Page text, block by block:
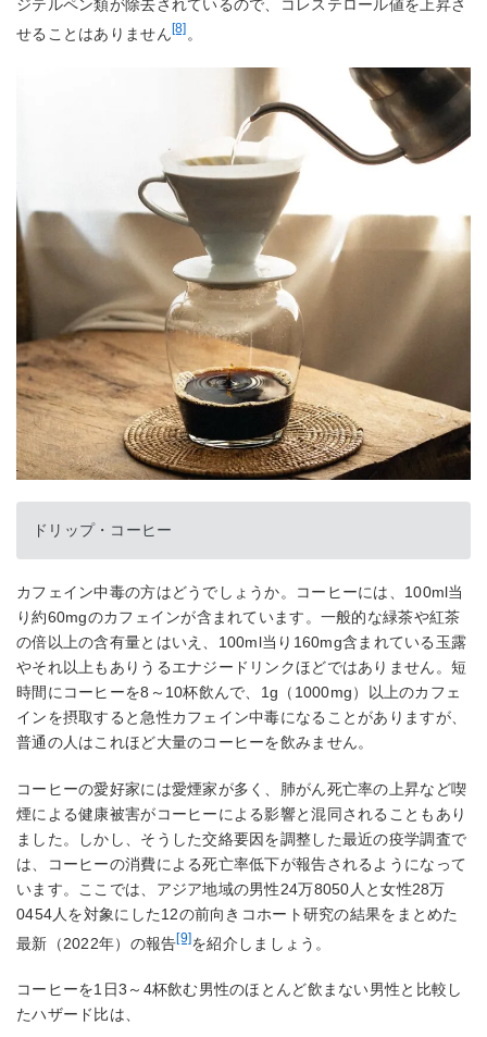
ジテルペン類が除去されているので、コレステロール値を上昇さ
せることはありません[8] 。
ドリップ・コーヒー
カフェイン中毒の方はどうでしょうか。コーヒーには、100ml当
り約60mgのカフェインが含まれています。一般的な緑茶や紅茶
の倍以上の含有量とはいえ、100ml当り160mg含まれている玉露
やそれ以上もありうるエナジードリンクほどではありません。短
時間にコーヒーを8～10杯飲んで、1g（1000mg）以上のカフェ
インを摂取すると急性カフェイン中毒になることがありますが、
普通の人はこれほど大量のコーヒーを飲みません。
コーヒーの愛好家には愛煙家が多く、肺がん死亡率の上昇など喫
煙による健康被害がコーヒーによる影響と混同されることもあり
ました。しかし、そうした交絡要因を調整した最近の疫学調査で
は、コーヒーの消費による死亡率低下が報告されるようになって
います。ここでは、アジア地域の男性24万8050人と女性28万
0454人を対象にした12の前向きコホート研究の結果をまとめた
最新（2022年）の報告[9]を紹介しましょう。
コーヒーを1日3～4杯飲む男性のほとんど飲まない男性と比較し
たハザード比は、